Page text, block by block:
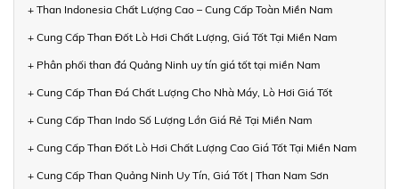
+ Than Indonesia Chất Lượng Cao – Cung Cấp Toàn Miền Nam
+ Cung Cấp Than Đốt Lò Hơi Chất Lượng, Giá Tốt Tại Miền Nam
+ Phân phối than đá Quảng Ninh uy tín giá tốt tại miền Nam
+ Cung Cấp Than Đá Chất Lượng Cho Nhà Máy, Lò Hơi Giá Tốt
+ Cung Cấp Than Indo Số Lượng Lớn Giá Rẻ Tại Miền Nam
+ Cung Cấp Than Đốt Lò Hơi Chất Lượng Cao Giá Tốt Tại Miền Nam
+ Cung Cấp Than Quảng Ninh Uy Tín, Giá Tốt | Than Nam Sơn